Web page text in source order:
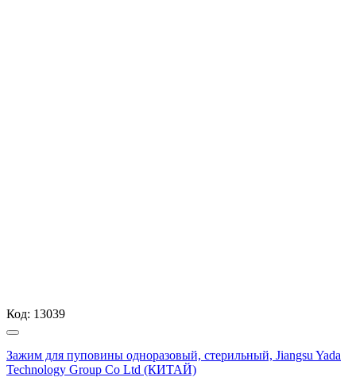
Код: 13039
Зажим для пуповины одноразовый, стерильный, Jiangsu Yada
Technology Group Co Ltd (КИТАЙ)